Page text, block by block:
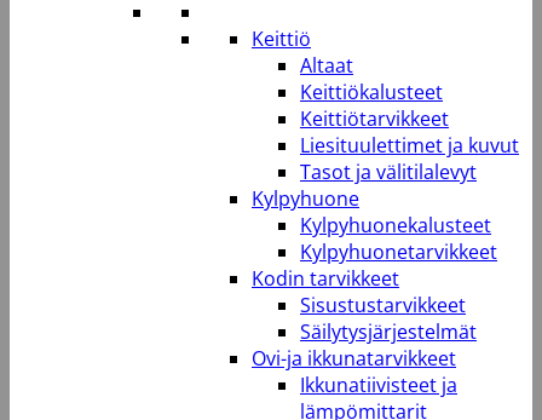
Keittiö
Altaat
Keittiökalusteet
Keittiötarvikkeet
Liesituulettimet ja kuvut
Tasot ja välitilalevyt
Kylpyhuone
Kylpyhuonekalusteet
Kylpyhuonetarvikkeet
Kodin tarvikkeet
Sisustustarvikkeet
Säilytysjärjestelmät
Ovi-ja ikkunatarvikkeet
Ikkunatiivisteet ja
lämpömittarit